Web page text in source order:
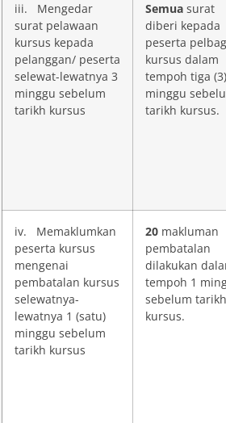
iii. Mengedar
surat pelawaan
kursus kepada
pelanggan/ peserta
selewat-lewatnya 3
minggu sebelum
tarikh kursus
Semua surat
diberi kepada
peserta
kursus dalam
tempoh tiga (3)
minggu
tarikh kursus.
iv. Memaklumkan
peserta kursus
mengenai
pembatalan kursus
selewatnya-
lewatnya 1 (satu)
minggu sebelum
tarikh kursus
20 makluman
pembatalan
dilakukan
tempoh 1
sebelum tarikh
kursus.